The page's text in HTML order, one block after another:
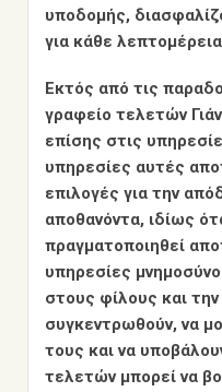
υποδομής,
για κάθε
Εκτός από τις
γραφείο τελετών
επίσης στις
υπηρεσίες αυτές
επιλογές για την
αποθανόντα, ιδίως
πραγματοποιηθεί
υπηρεσίες
στους φίλους και την
συγκεντρωθούν, να
τους και να
τελετών μπορεί να